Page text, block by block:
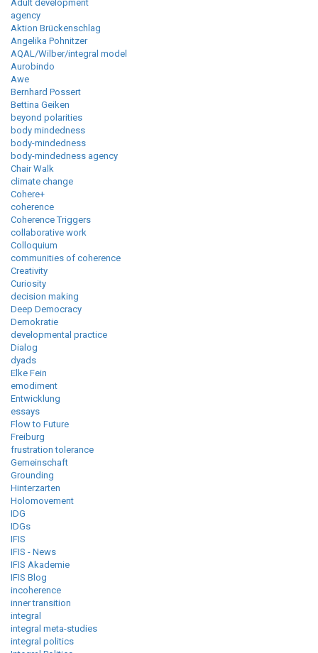
Adult development
agency
Aktion Brückenschlag
Angelika Pohnitzer
AQAL/Wilber/integral model
Aurobindo
Awe
Bernhard Possert
Bettina Geiken
beyond polarities
body mindedness
body-mindedness
body-mindedness agency
Chair Walk
climate change
Cohere+
coherence
Coherence Triggers
collaborative work
Colloquium
communities of coherence
Creativity
Curiosity
decision making
Deep Democracy
Demokratie
developmental practice
Dialog
dyads
Elke Fein
emodiment
Entwicklung
essays
Flow to Future
Freiburg
frustration tolerance
Gemeinschaft
Grounding
Hinterzarten
Holomovement
IDG
IDGs
IFIS
IFIS - News
IFIS Akademie
IFIS Blog
incoherence
inner transition
integral
integral meta-studies
integral politics